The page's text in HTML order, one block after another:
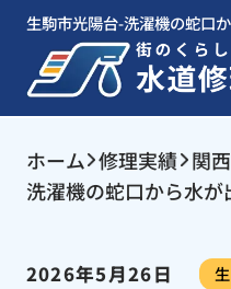
生駒市光陽台-洗濯機の蛇口
ホーム 修理実績 関西
洗濯機の蛇口から水
2026年5月26日